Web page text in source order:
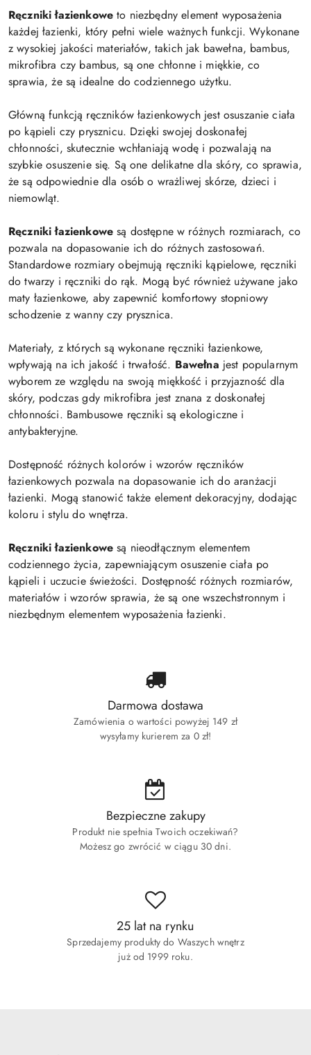
Ręczniki łazienkowe to niezbędny element wyposażenia
każdej łazienki, który pełni wiele ważnych funkcji. Wykonane
z wysokiej jakości materiałów, takich jak bawełna, bambus,
mikrofibra czy bambus, są one chłonne i miękkie, co
sprawia, że są idealne do codziennego użytku.
Główną funkcją ręczników łazienkowych jest osuszanie ciała
po kąpieli czy prysznicu. Dzięki swojej doskonałej
chłonności, skutecznie wchłaniają wodę i pozwalają na
szybkie osuszenie się. Są one delikatne dla skóry, co sprawia,
że są odpowiednie dla osób o wrażliwej skórze, dzieci i
niemowląt.
Ręczniki łazienkowe są dostępne w różnych rozmiarach, co
pozwala na dopasowanie ich do różnych zastosowań.
Standardowe rozmiary obejmują ręczniki kąpielowe, ręczniki
do twarzy i ręczniki do rąk. Mogą być również używane jako
maty łazienkowe, aby zapewnić komfortowy stopniowy
schodzenie z wanny czy prysznica.
Materiały, z których są wykonane ręczniki łazienkowe,
wpływają na ich jakość i trwałość. Bawełna jest popularnym
wyborem ze względu na swoją miękkość i przyjazność dla
skóry, podczas gdy mikrofibra jest znana z doskonałej
chłonności. Bambusowe ręczniki są ekologiczne i
antybakteryjne.
Dostępność różnych kolorów i wzorów ręczników
łazienkowych pozwala na dopasowanie ich do aranżacji
łazienki. Mogą stanowić także element dekoracyjny, dodając
koloru i stylu do wnętrza.
Ręczniki łazienkowe są nieodłącznym elementem
codziennego życia, zapewniającym osuszenie ciała po
kąpieli i uczucie świeżości. Dostępność różnych rozmiarów,
materiałów i wzorów sprawia, że są one wszechstronnym i
niezbędnym elementem wyposażenia łazienki.
Darmowa dostawa
Zamówienia o wartości powyżej 149 zł
wysyłamy kurierem za 0 zł!
Bezpieczne zakupy
Produkt nie spełnia Twoich oczekiwań?
Możesz go zwrócić w ciągu 30 dni.
25 lat na rynku
Sprzedajemy produkty do Waszych wnętrz
już od 1999 roku.